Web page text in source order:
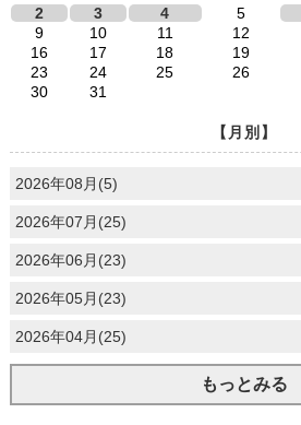
2
3 4 5
9
10 11 12
16
17 18 19
23
24 25 26
30
31
【月別】
2026年08月(5)
2026年07月(25)
2026年06月(23)
2026年05月(23)
2026年04月(25)
もっとみる